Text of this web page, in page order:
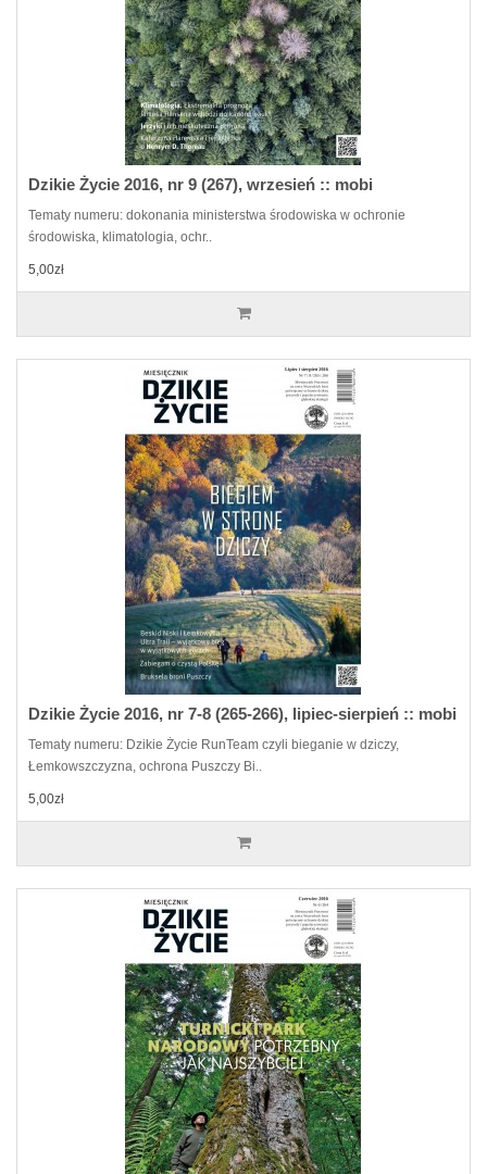
Dzikie Życie 2016, nr 9 (267), wrzesień :: mobi
Tematy numeru: dokonania ministerstwa środowiska w ochronie
środowiska, klimatologia, ochr..
5,00zł
Dzikie Życie 2016, nr 7-8 (265-266), lipiec-sierpień :: mobi
Tematy numeru: Dzikie Życie RunTeam czyli bieganie w dziczy,
Łemkowszczyzna, ochrona Puszczy Bi..
5,00zł